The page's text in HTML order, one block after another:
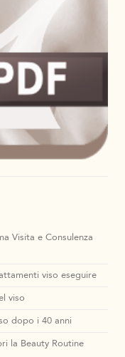
Visita e Consulenza
viso eseguire
viso
dopo i 40 anni
la Beauty Routine